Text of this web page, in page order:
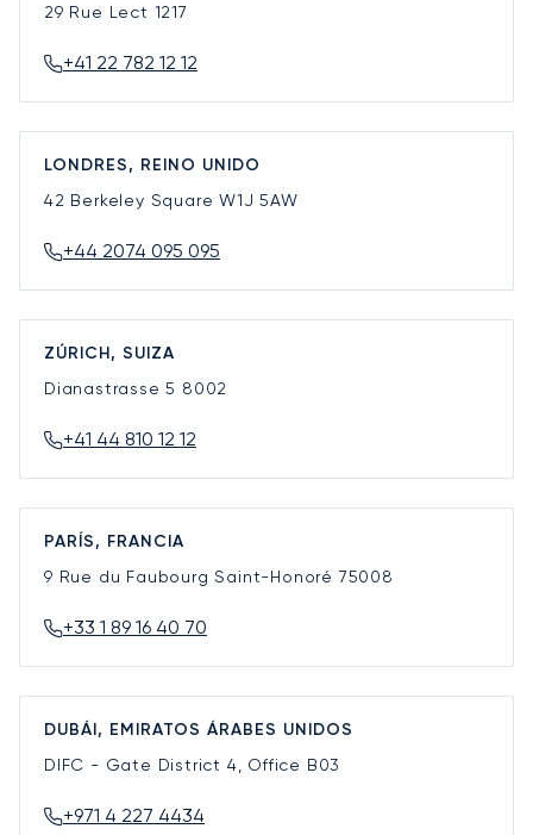
29 Rue Lect 1217
+41 22 782 12 12
LONDRES, REINO UNIDO
42 Berkeley SquareW1J 5AW
+44 2074 095 095
ZÚRICH, SUIZA
Dianastrasse 5 8002
+41 44 810 12 12
PARÍS, FRANCIA
9 Rue du Faubourg Saint-Honoré 75008
+33 1 89 16 40 70
DUBÁI, EMIRATOS ÁRABES UNIDOS
DIFC - Gate District 4, Office B03
+971 4 227 4434